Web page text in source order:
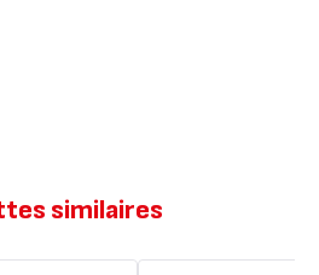
similaires